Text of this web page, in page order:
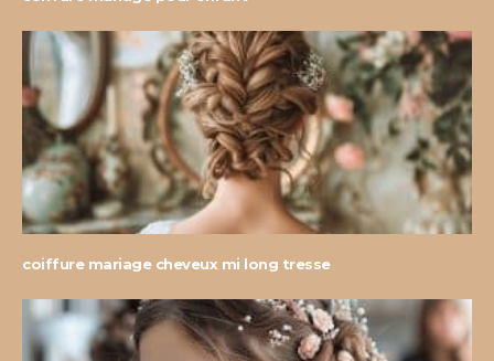
coiffure mariage cheveux mi long tresse